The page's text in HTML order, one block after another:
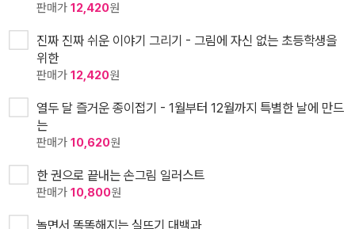
판매가 12,420원
진짜 진짜 쉬운 이야기 그리기 - 그림에 자신 없는 초등학생을
위한
판매가 12,420원
열두 달 즐거운 종이접기 - 1월부터 12월까지 특별한 날에 만드
는
판매가 10,620원
한 권으로 끝내는 손그림 일러스트
판매가 10,800원
놀면서 똑똑해지는 실뜨기 대백과